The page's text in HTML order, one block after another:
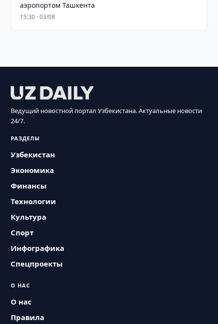
аэропортом Ташкента
15:30 · 03/08
Ведущий новостной портал Узбекистана. Актуальные новости
24/7.
РАЗДЕЛЫ
Узбекистан
Экономика
Финансы
Технологии
Культура
Спорт
Инфографика
Спецпроекты
О НАС
О нас
Правила